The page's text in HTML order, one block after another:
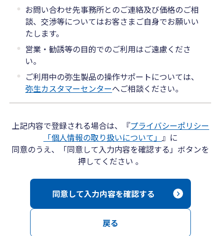
お問い合わせ先事務所とのご連絡及び価格のご相
談、交渉等についてはお客さまご自身でお願いい
たします。
営業・勧誘等の目的でのご利用はご遠慮くださ
い。
ご利用中の弥生製品の操作サポートについては、
弥生カスタマーセンターへご相談ください。
上記内容で登録される場合は、『プライバシーポリシー
「個人情報の取り扱いについて」 』に
同意のうえ、「同意して入力内容を確認する」ボタンを
押してください 。
戻る
同意して入力内容を確認する